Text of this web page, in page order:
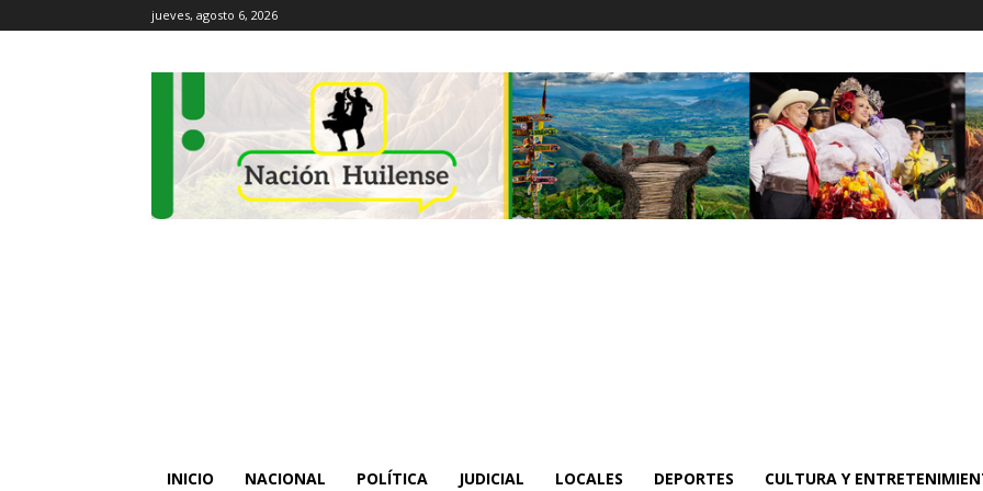
jueves, agosto 6, 2026
INICIO NACIONAL POLÍTICA JUDICIAL LOCALES DEPORTES CULTURA Y